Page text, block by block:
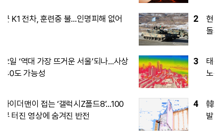
2
현대차 ‘디 올 뉴 아반떼’, 계약 첫날 1만대
3
태풍 ‘돌핀’에 LCC 긴장…휴가철 단거리
노선 영향은
4
韓 삼전닉스 라이벌 臺 TSMC 생산량 폭
발 전망